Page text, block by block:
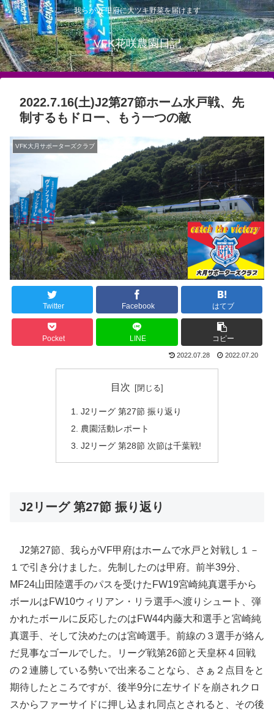
我らがVF甲府に大ツキ野菜を届けます
VFK花咲農園日記
2022.7.16(土)J2第27節ホーム水戸戦、先
制するもドロー、もう一つの敵
VFK大月サポーターズクラブ
Twitter Facebook はてブ
Pocket LINE コピー
2022.07.28 2022.07.20
目次
J2リーグ 第27節 振り返り
農園活動レポート
J2リーグ 第28節 次節は千葉戦!
J2リーグ 第27節 振り返り
J2第27節、我らがVF甲府はホームで水戸と対戦し１－
１で引き分けました。先制したのは甲府。前半39分、
MF24山田陸選手のパスを受けたFW19宮崎純真選手から
ボールはFW10ウィリアン・リラ選手へ渡りシュート、弾
かれたボールに反応したのはFW44内藤大和選手と宮崎純
真選手、そして決めたのは宮崎選手。前線の３選手が絡ん
だ見事なゴールでした。リーグ戦第26節と天皇杯４回戦
の２連勝している勢いで出来ることなら、さぁ２点目をと
期待したところですが、後半9分に左サイドを崩されクロ
スからファーサイドに押し込まれ同点とされると、その後